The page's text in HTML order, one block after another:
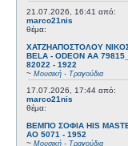
21.07.2026, 16:41 από:
marco21nis
θέμα:
ΧΑΤΖΗΑΠΟΣΤΟΛΟΥ
BELA - ODEON AA
82022 - 1922
~ Μουσική - Τραγούδια
17.07.2026, 17:44 από:
marco21nis
θέμα:
ΒΕΜΠΟ ΣΟΦΙΑ HIS
AO 5071 - 1952
~ Μουσική - Τραγούδια
Η δημιουργία